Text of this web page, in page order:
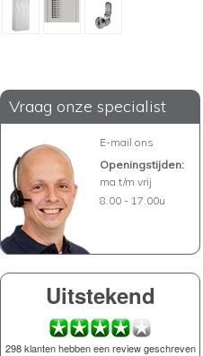
Vraag onze specialist
E-mail ons
Openingstijden:
ma t/m vrij
8.00 - 17.00u
Uitstekend
298 klanten hebben een review geschreven